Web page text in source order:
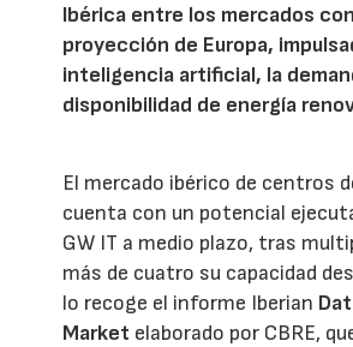
Ibérica entre los mercados
proyección de Europa,
inteligencia artificial, la
disponibilidad de energía
El mercado ibérico de centros
cuenta con un potencial
GW IT a medio plazo, tras
más de cuatro su capacidad
lo recoge el informe Iberian
Market elaborado por CBRE,